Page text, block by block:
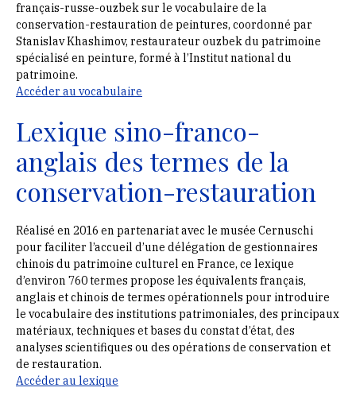
français-russe-ouzbek sur le vocabulaire de la
conservation-restauration de peintures, coordonné par
Stanislav Khashimov, restaurateur ouzbek du patrimoine
spécialisé en peinture, formé à l’Institut national du
patrimoine.
Accéder au vocabulaire
Lexique sino-franco-
anglais des termes de la
conservation-restauration
Réalisé en 2016 en partenariat avec le musée Cernuschi
pour faciliter l’accueil d’une délégation de gestionnaires
chinois du patrimoine culturel en France, ce lexique
d’environ 760 termes propose les équivalents français,
anglais et chinois de termes opérationnels pour introduire
le vocabulaire des institutions patrimoniales, des principaux
matériaux, techniques et bases du constat d’état, des
analyses scientifiques ou des opérations de conservation et
de restauration.
Accéder au lexique